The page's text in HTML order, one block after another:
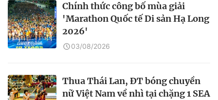
Chính thức công bố mùa giải
'Marathon Quốc tế Di sản Hạ Long
2026'
03/08/2026
Thua Thái Lan, ĐT bóng chuyền
nữ Việt Nam về nhì tại chặng 1 SEA